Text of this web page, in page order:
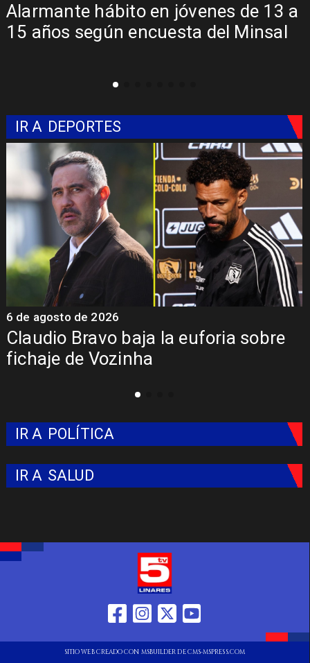
en jóvenes de 13 a
del Minsal
Aprueban
Sebastián Piñera
IR A DEPORTES
la euforia sobre
Presentación de
IR A POLÍTICA
IR A SALUD
SITIO WEB CREADO CON MSBUILDER DE CMS-MSPRESS.COM